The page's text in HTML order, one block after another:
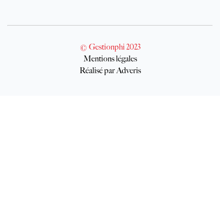
© Gestionphi 2023
Mentions légales
Réalisé par Adveris